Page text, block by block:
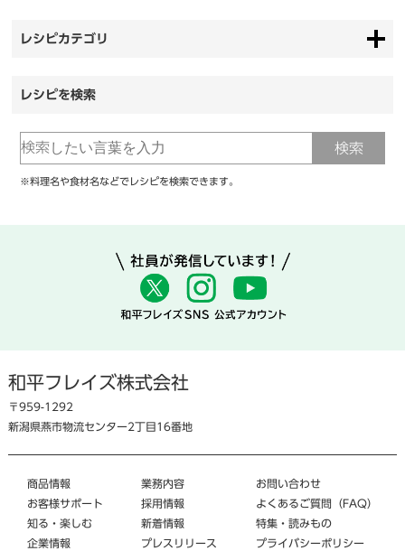
レシピカテゴリ
レシピを検索
※料理名や食材名などでレシピを検索できます。
和平フレイズ株式会社
〒959-1292
新潟県燕市物流センター2丁目16番地
商品情報
お客様サポート
知る・楽しむ
企業情報
業務内容
採用情報
新着情報
プレスリリース
お問い合わせ
よくあるご質問（FAQ）
特集・読みもの
プライバシーポリシー